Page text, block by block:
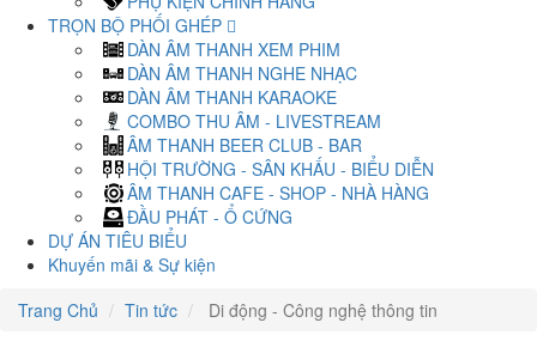
TRỌN BỘ PHỐI GHÉP
DÀN ÂM THANH XEM PHIM
DÀN ÂM THANH NGHE NHẠC
DÀN ÂM THANH KARAOKE
COMBO THU ÂM - LIVESTREAM
ÂM THANH BEER CLUB - BAR
HỘI TRƯỜNG - SÂN KHẤU - BIỂU DIỄN
ÂM THANH CAFE - SHOP - NHÀ HÀNG
ĐẦU PHÁT - Ổ CỨNG
DỰ ÁN TIÊU BIỂU
Khuyến mãi & Sự kiện
Trang Chủ
Tin tức Di động - Công nghệ thông tin